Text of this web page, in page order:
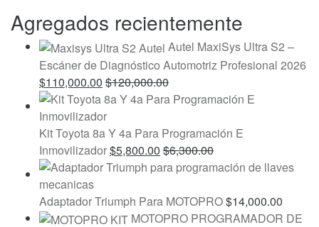
Agregados recientemente
Autel MaxiSys Ultra S2 –
Escáner de Diagnóstico Automotriz Profesional 2026
$110,000.00 $120,000.00
Kit Toyota 8a Y 4a Para Programación E
Inmovilizador$5,800.00 $6,300.00
Adaptador Triumph Para MOTOPRO$14,000.00
MOTOPRO PROGRAMADOR DE